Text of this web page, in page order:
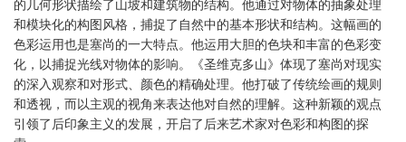
这幅画作以其独特的构图、色彩运用和对光影的捕捉，展示了
对自然的深入观察和独特的艺术触发。塞尚运用厚重的笔触和
的几何形状描绘了山坡和建筑物的结构。他通过对物体的抽象
和模块化的构图风格，捕捉了自然中的基本形状和结构。这幅
色彩运用也是塞尚的一大特点。他运用大胆的色块和丰富的色